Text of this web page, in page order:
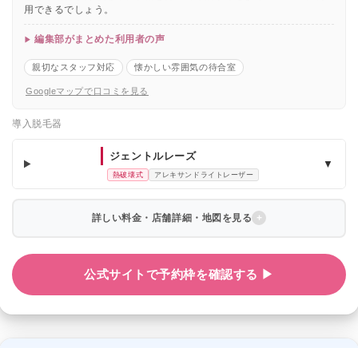
用できるでしょう。
編集部がまとめた利用者の声
親切なスタッフ対応 懐かしい雰囲気の待合室
Googleマップで口コミを見る
導入脱毛器
ジェントルレーズ
熱破壊式 アレキサンドライトレーザー
▼
詳しい料金・店舗詳細・地図を見る
公式サイトで予約枠を確認する ▶